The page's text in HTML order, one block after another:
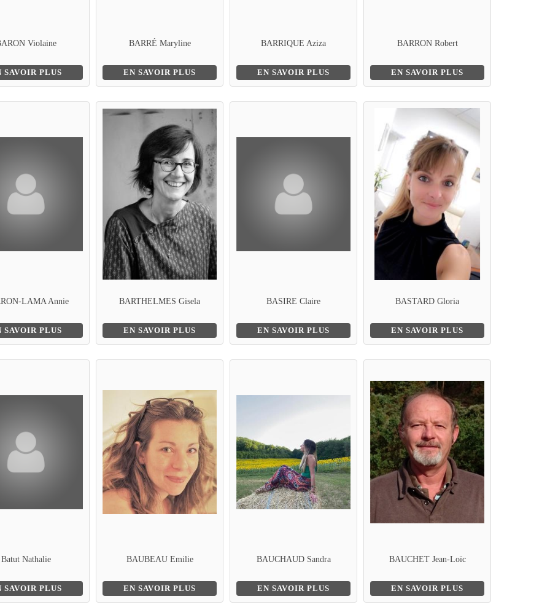
Violaine
SAVOIR PLUS
BARRÉ Maryline
EN SAVOIR PLUS
BARRIQUE Aziza
EN SAVOIR PLUS
BARRON Robert
EN SAVOIR PLUS
LAMA Annie
SAVOIR PLUS
BARTHELMES Gisela
EN SAVOIR PLUS
BASIRE Claire
EN SAVOIR PLUS
BASTARD Gloria
EN SAVOIR PLUS
Batut Nathalie
SAVOIR PLUS
BAUBEAU Emilie
EN SAVOIR PLUS
BAUCHAUD Sandra
EN SAVOIR PLUS
BAUCHET Jean-Loïc
EN SAVOIR PLUS